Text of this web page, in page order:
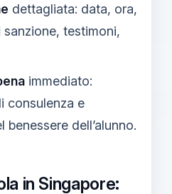
dettagliata: data, ora,
testimoni,
immediato:
consulenza e
dell’alunno.
in Singapore: